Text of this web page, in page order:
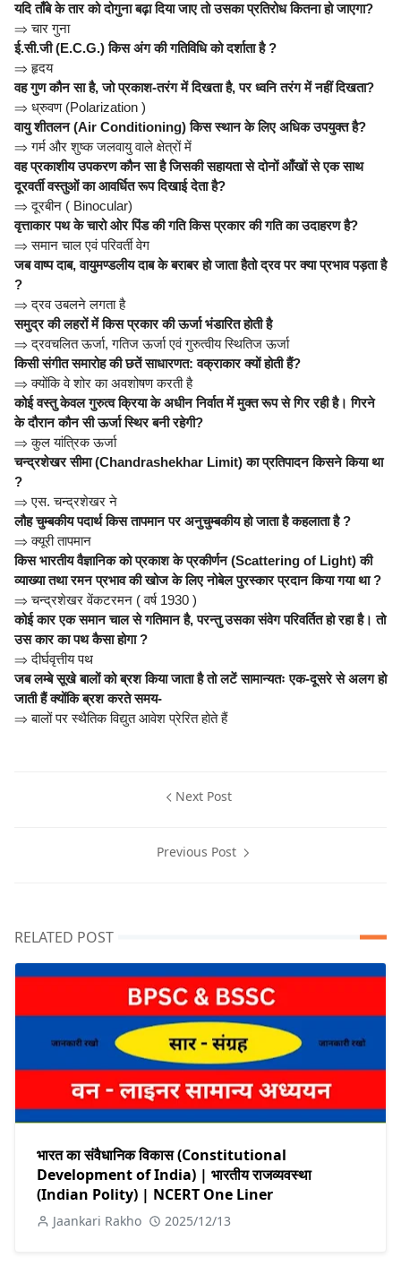
यदि ताँबे के तार को दोगुना बढ़ा दिया जाए तो उसका प्रतिरोध कितना हो जाएगा?
⇒ चार गुना
ई.सी.जी (E.C.G.) किस अंग की गतिविधि को दर्शाता है ?
⇒हृदय
वह गुण कौन सा है, जो प्रकाश-तरंग में दिखता है, पर ध्वनि तरंग में नहीं दिखता?
⇒ ध्रुवण (Polarization )
वायु शीतलन (Air Conditioning) किस स्थान के लिए अधिक उपयुक्त है?
⇒ गर्म और शुष्क जलवायु वाले क्षेत्रों में
वह प्रकाशीय उपकरण कौन सा है जिसकी सहायता से दोनों आँखों से एक साथ
दूरवर्ती वस्तुओं का आवर्धित रूप दिखाई देता है?
⇒ दूरबीन ( Binocular)
वृत्ताकार पथ के चारो ओर पिंड की गति किस प्रकार की गति का उदाहरण है?
⇒ समान चाल एवं परिवर्ती वेग
जब वाष्प दाब, वायुमण्डलीय दाब के बराबर हो जाता हैतो द्रव पर क्या प्रभाव पड़ता है
?
⇒ द्रव उबलने लगता है
समुद्र की लहरों में किस प्रकार की ऊर्जा भंडारित होती है
⇒ द्रवचलित ऊर्जा, गतिज ऊर्जा एवं गुरुत्वीय स्थितिज ऊर्जा
किसी संगीत समारोह की छतें साधारणत: वक्राकार क्यों होती हैं?
⇒क्योंकि वे शोर का अवशोषण करती है
कोई वस्तु केवल गुरुत्व क्रिया के अधीन निर्वात में मुक्त रूप से गिर रही है। गिरने
के दौरान कौन सी ऊर्जा स्थिर बनी रहेगी?
⇒ कुल यांत्रिक ऊर्जा
चन्द्रशेखर सीमा (Chandrashekhar Limit) का प्रतिपादन किसने किया था
?
⇒ एस. चन्द्रशेखर ने
लौह चुम्बकीय पदार्थ किस तापमान पर अनुचुम्बकीय हो जाता है कहलाता है ?
⇒क्यूरी तापमान
किस भारतीय वैज्ञानिक को प्रकाश के प्रकीर्णन (Scattering of Light) की
व्याख्या तथा रमन प्रभाव की खोज के लिए नोबेल पुरस्कार प्रदान किया गया था ?
⇒ चन्द्रशेखर वेंकटरमन ( वर्ष 1930 )
कोई कार एक समान चाल से गतिमान है, परन्तु उसका संवेग परिवर्तित हो रहा है। तो
उस कार का पथ कैसा होगा ?
⇒ दीर्घवृत्तीय पथ
जब लम्बे सूखे बालों को ब्रश किया जाता है तो लटें सामान्यतः एक-दूसरे से अलग हो
जाती हैं क्योंकि ब्रश करते समय-
⇒ बालों पर स्थैतिक विद्युत आवेश प्रेरित होते हैं
Next Post
Previous Post
RELATED POST
भारत का संवैधानिक विकास (Constitutional
Development of India) | भारतीय राजव्यवस्था
(Indian Polity) | NCERT One Liner
Jaankari Rakho 2025/12/13